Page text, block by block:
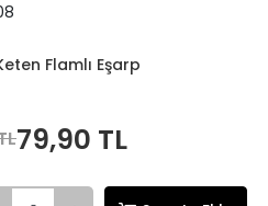
Flamlı Eşarp
79,90 TL